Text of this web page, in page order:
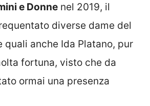
e Donne nel 2019, il
diverse dame del
quali anche Ida Platano, pur
fortuna, visto che da
ormai una presenza